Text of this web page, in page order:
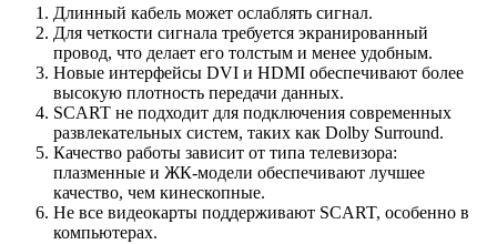
Длинный кабель может ослаблять сигнал.
Для четкости сигнала требуется экранированный
провод, что делает его толстым и менее удобным.
Новые интерфейсы DVI и HDMI обеспечивают более
высокую плотность передачи данных.
SCART не подходит для подключения современных
развлекательных систем, таких как Dolby Surround.
Качество работы зависит от типа телевизора:
плазменные и ЖК-модели обеспечивают лучшее
качество, чем кинескопные.
Не все видеокарты поддерживают SCART, особенно в
компьютерах.